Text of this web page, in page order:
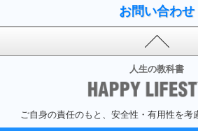
お問い合わせ
人生の教科書
ご自身の責任のもと、安全性・有用性を考